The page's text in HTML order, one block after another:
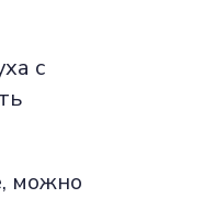
с
можно